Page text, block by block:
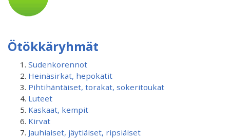
Ötökkäryhmät
Sudenkorennot
Heinäsirkat, hepokatit
Pihtihäntäiset, torakat, sokeritoukat
Luteet
Kaskaat, kempit
Kirvat
Jauhiaiset, jäytiäiset, ripsiäiset